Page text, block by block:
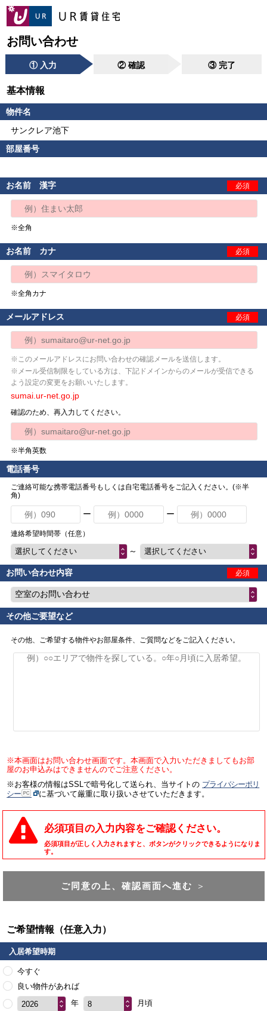
お問い合わせ
① 入力 ② 確認 ③ 完了
基本情報
物件名
サンクレア池下
部屋番号
お名前 漢字 必須
※全角
お名前 カナ 必須
※全角カナ
メールアドレス 必須
※このメールアドレスにお問い合わせの確認メールを送信します。
※メール受信制限をしている方は、下記ドメインからのメールが受信できる
よう設定の変更をお願いいたします。
sumai.ur-net.go.jp
確認のため、再入力してください。
※半角英数
電話番号
ご連絡可能な携帯電話番号もしくは自宅電話番号をご記入ください。(※半
角)
ー ー
連絡希望時間帯（任意）
選択してください ～ 選択してください
お問い合わせ内容 必須
空室のお問い合わせ
その他ご要望など
その他、ご希望する物件やお部屋条件、ご質問などをご記入ください。
※本画面はお問い合わせ画面です。本画面で入力いただきましてもお部
屋のお申込みはできませんのでご注意ください。
※お客様の情報はSSLで暗号化して送られ、当サイトの プライバシーポリ
シー
に基づいて厳重に取り扱いさせていただきます。
必須項目の入力内容をご確認ください。
必須項目が正しく入力されますと、ボタンがクリックできるようになりま
す。
ご同意の上、確認画面へ進む ＞
ご希望情報（任意入力）
入居希望時期
今すぐ
良い物件があれば
2026
年 8 月頃